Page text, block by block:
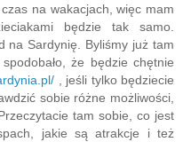
na wakacjach, więc mam
będzie tak samo.
na Sardynię. Byliśmy już tam
że będzie chętnie
, jeśli tylko będziecie
sobie różne możliwości,
tam sobie, co jest
jakie są atrakcje i też